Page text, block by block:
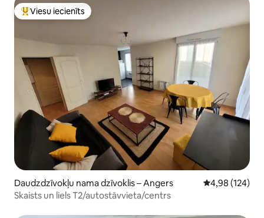
Populārs viesu iecienīts mājoklis
Viesu iecienīts
Daudzdzīvokļu nama dzīvoklis – Angers Vidējais
4,98 (124)
Skaists un liels T2/autostāvvieta/centrs